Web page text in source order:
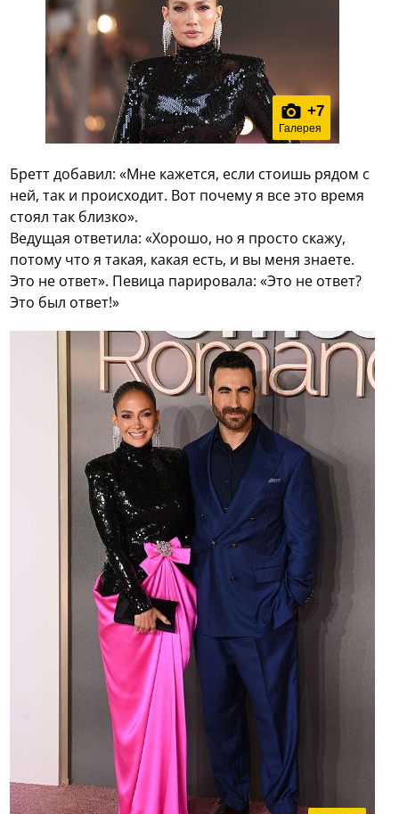
+7
Галерея
Бретт добавил: «Мне кажется, если стоишь рядом с
ней, так и происходит. Вот почему я все это время
стоял так близко».
Ведущая ответила: «Хорошо, но я просто скажу,
потому что я такая, какая есть, и вы меня знаете.
Это не ответ». Певица парировала: «Это не ответ?
Это был ответ!»